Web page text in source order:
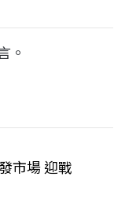
。
市場 迎戰